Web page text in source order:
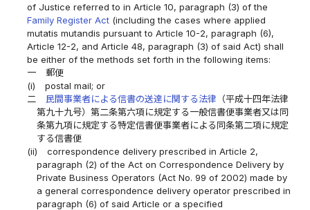
of Justice referred to in Article 10, paragraph (3) of the
Family Register Act (including the cases where applied
mutatis mutandis pursuant to Article 10-2, paragraph (6),
Article 12-2, and Article 48, paragraph (3) of said Act) shall
be either of the methods set forth in the following items:
一
郵便
(i)
postal mail; or
二
民間事業者による信書の送達に関する法律 （平成十四年法律
第九十九号）第二条第六項に規定する一般信書便事業者又は同
条第九項に規定する特定信書便事業者による同条第二項に規定
する信書便
(ii)
correspondence delivery prescribed in Article 2,
paragraph (2) of the Act on Correspondence Delivery by
Private Business Operators (Act No. 99 of 2002) made by
a general correspondence delivery operator prescribed in
paragraph (6) of said Article or a specified